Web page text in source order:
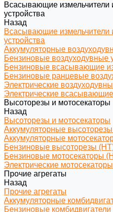
Всасывающие измельчители
устройства
Назад
Всасывающие измельчители
устройства
Аккумуляторные
Бензиновые воздуходувные
Бензиновые всасывающие
Бензиновые ранцевые
Электрические
Электрические
Высоторезы и мотосекаторы
Назад
Высоторезы и мотосекаторы
Аккумуляторные
Аккумуляторные
Бензиновые высоторезы
Бензиновые мотосекаторы
Электрические
Прочие агрегаты
Назад
Прочие агрегаты
Аккумуляторные
Бензиновые комбидвигатели